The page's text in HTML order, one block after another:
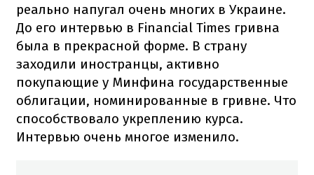
реально напугал очень многих в Украине.
До его интервью в Financial Times гривна
была в прекрасной форме. В страну
заходили иностранцы, активно
покупающие у Минфина государственные
облигации, номинированные в гривне. Что
способствовало укреплению курса.
Интервью очень многое изменило.